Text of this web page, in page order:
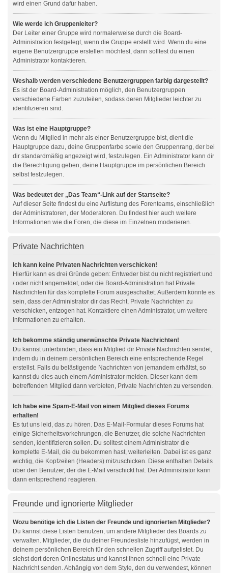
wird einen Grund dafür haben.
Wie werde ich Gruppenleiter?
Der Leiter einer Gruppe wird normalerweise durch die Board-
Administration festgelegt, wenn die Gruppe erstellt wird. Wenn du eine
eigene Benutzergruppe erstellen möchtest, dann solltest du einen
Administrator kontaktieren.
Weshalb werden verschiedene Benutzergruppen farbig dargestellt?
Es ist der Board-Administration möglich, den Benutzergruppen
verschiedene Farben zuzuteilen, sodass deren Mitglieder leichter zu
identifizieren sind.
Was ist eine Hauptgruppe?
Wenn du Mitglied in mehr als einer Benutzergruppe bist, dient die
Hauptgruppe dazu, deine Gruppenfarbe sowie den Gruppenrang, der bei
dir standardmäßig angezeigt wird, festzulegen. Ein Administrator kann dir
die Berechtigung geben, deine Hauptgruppe im persönlichen Bereich
selbst festzulegen.
Was bedeutet der „Das Team“-Link auf der Startseite?
Auf dieser Seite findest du eine Auflistung des Forenteams, einschließlich
der Administratoren, der Moderatoren. Du findest hier auch weitere
Informationen wie die Foren, die diese im Einzelnen moderieren.
Private Nachrichten
Ich kann keine Privaten Nachrichten verschicken!
Hierfür kann es drei Gründe geben: Entweder bist du nicht registriert und
/ oder nicht angemeldet, oder die Board-Administration hat Private
Nachrichten für das komplette Forum ausgeschaltet. Außerdem könnte es
sein, dass der Administrator dir das Recht, Private Nachrichten zu
verschicken, entzogen hat. Kontaktiere einen Administrator, um weitere
Informationen zu erhalten.
Ich bekomme ständig unerwünschte Private Nachrichten!
Du kannst unterbinden, dass ein Mitglied dir Private Nachrichten sendet,
indem du in deinem persönlichen Bereich eine entsprechende Regel
erstellst. Falls du belästigende Nachrichten von jemandem erhältst, so
kannst du dies auch einem Administrator melden. Dieser kann dem
betreffenden Mitglied dann verbieten, Private Nachrichten zu versenden.
Ich habe eine Spam-E-Mail von einem Mitglied dieses Forums
erhalten!
Es tut uns leid, das zu hören. Das E-Mail-Formular dieses Forums hat
einige Sicherheitsvorkehrungen, die Benutzer, die solche Nachrichten
senden, identifizieren sollen. Du solltest einem Administrator die
komplette E-Mail, die du bekommen hast, weiterleiten. Dabei ist es ganz
wichtig, die Kopfzeilen (Headers) mitzuschicken. Diese enthalten Details
über den Benutzer, der die E-Mail verschickt hat. Der Administrator kann
dann entsprechend reagieren.
Freunde und ignorierte Mitglieder
Wozu benötige ich die Listen der Freunde und ignorierten Mitglieder?
Du kannst diese Listen benutzen, um andere Mitglieder des Boards zu
verwalten. Mitglieder, die du deiner Freundesliste hinzufügst, werden in
deinem persönlichen Bereich für den schnellen Zugriff aufgelistet. Du
siehst dort deren Onlinestatus und kannst ihnen schnell eine Private
Nachricht senden. Abhängig von dem Style, den du verwendest, können